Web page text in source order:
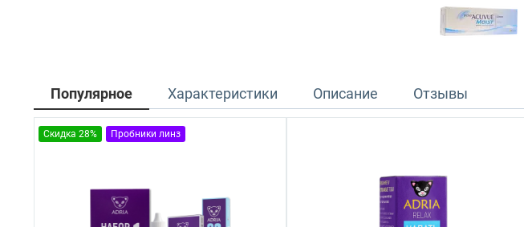
Популярное Характеристики Описание Отзывы
Скидка 28% Пробники линз